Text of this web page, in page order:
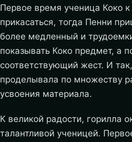
Первое время ученица Коко к
прикасаться, тогда Пенни
более медленный и
показывать Коко предмет, а
соответствующий жест. И
проделывала по множеству
усвоения материала.
К великой радости, горилла
талантливой ученицей.